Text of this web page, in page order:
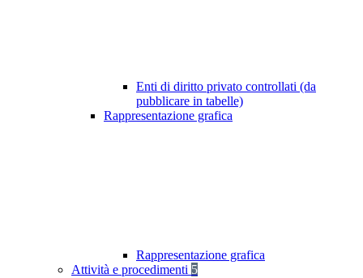
Enti di diritto privato controllati (da
pubblicare in tabelle)
Rappresentazione grafica
Rappresentazione grafica
Attività e procedimenti 5